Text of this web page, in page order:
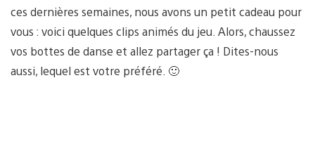
ces dernières semaines, nous avons un petit cadeau pour
vous : voici quelques clips animés du jeu. Alors, chaussez
vos bottes de danse et allez partager ça ! Dites-nous
aussi, lequel est votre préféré. 🙂